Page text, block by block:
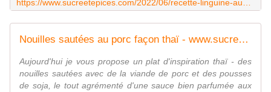
Nouilles sautées au porc façon thaï - www.sucreetepices.com
Aujourd'hui je vous propose un plat d'inspiration thaï - des
nouilles sautées avec de la viande de porc et des pousses
de soja, le tout agrémenté d'une sauce bien parfumée aux